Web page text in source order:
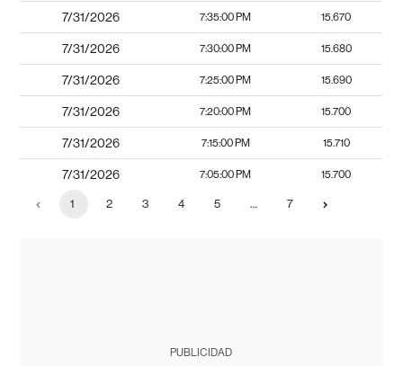
7/31/2026 7:35:00 PM 15.670
7/31/2026 7:30:00 PM 15.680
7/31/2026 7:25:00 PM 15.690
7/31/2026 7:20:00 PM 15.700
7/31/2026 7:15:00 PM 15.710
7/31/2026 7:05:00 PM 15.700
1 2 3 4 5 … 7
PUBLICIDAD